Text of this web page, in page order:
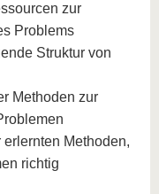
zur
Problems
Struktur von
Methoden zur
Methoden,
richtig